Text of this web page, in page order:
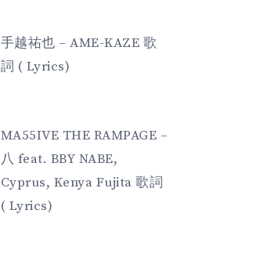
手越祐也 – AME-KAZE 歌
詞 ( Lyrics)
MA55IVE THE RAMPAGE –
八 feat. BBY NABE,
Cyprus, Kenya Fujita 歌詞
( Lyrics)